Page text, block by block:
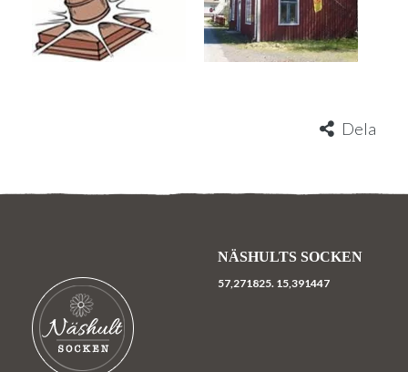
Dela
NÄSHULTS SOCKEN
57,271825. 15,391447